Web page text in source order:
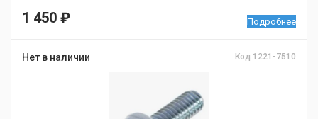
1 450 ₽ Подробнее
Нет в наличии Код 1221-7510